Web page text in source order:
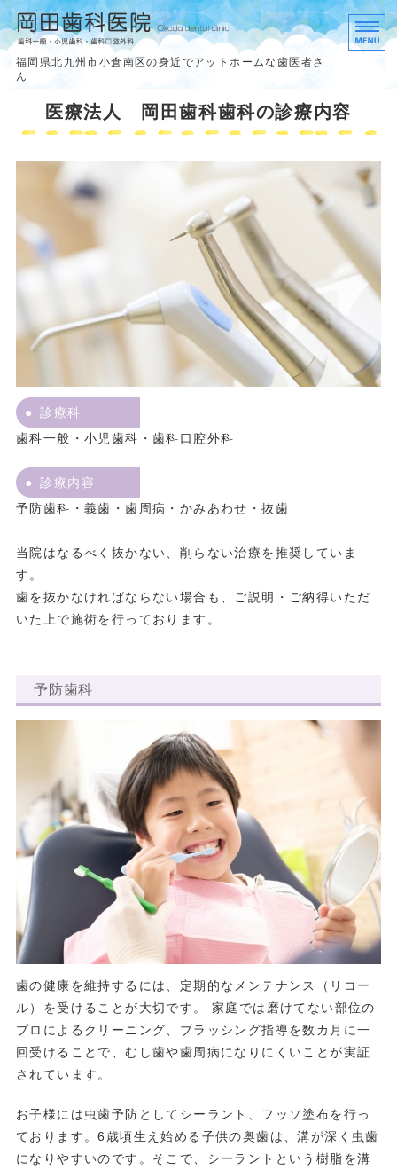
岡田歯科医
福岡県北九州市小倉南区の身近でアットホームな歯医者さ
ん
ホーム
理事長挨拶
アクセス
求人案内
医療法人 岡田歯科歯科の診療内容
診療科
歯科一般・小児歯科・歯科口腔外科
診療内容
予防歯科・義歯・歯周病・かみあわせ・抜歯
当院はなるべく抜かない、削らない治療を推奨していま
す。
歯を抜かなければならない場合も、ご説明・ご納得いただ
いた上で施術を行っております。
予防歯科
歯の健康を維持するには、定期的なメンテナンス（リコー
ル）を受けることが大切です。 家庭では磨けてない部位の
プロによるクリーニング、ブラッシング指導を数カ月に一
回受けることで、むし歯や歯周病になりにくいことが実証
されています。
お子様には虫歯予防としてシーラント、フッソ塗布を行っ
ております。6歳頃生え始める子供の奥歯は、溝が深く虫歯
になりやすいのです。そこで、シーラントという樹脂を溝